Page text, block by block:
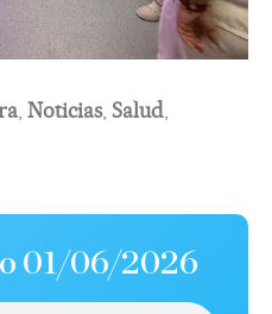
Noticias, Salud
01/06/2026